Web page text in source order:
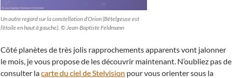
Un autre regard sur la constellation d’Orion (Bételgeuse est
l’étoile en haut à gauche). © Jean-Baptiste Feldmann
Côté planètes de très jolis rapprochements apparents vont jalonner
le mois, je vous propose de les découvrir maintenant. N’oubliez pas de
consulter lacarte du ciel de Stelvision pour vous orienter sous la